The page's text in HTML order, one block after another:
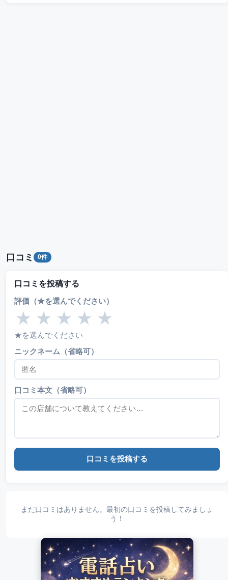
口コミ 0件
口コミを投稿する
評価（★を選んでください）
★ ★ ★ ★ ★
★を選んでください
ニックネーム（省略可）
口コミ本文（省略可）
口コミを投稿する
まだ口コミはありません。最初の口コミを投稿してみましょ
う！